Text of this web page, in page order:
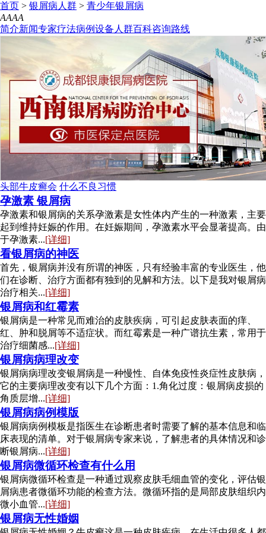
首页 > 银屑病人群 > 青少年银屑病
AAAA
简介新闻专家疗法病例设备 人群百科咨询路线
头部牛皮癣会 什么不良习惯
孕激素 银屑病
孕激素和银屑病的关系孕激素是女性体内产生的一种激素，主要
起到维持妊娠的作用。在妊娠期间，孕激素水平会显著提高。由
于孕激素...[详细]
看银屑病的神医
首先，银屑病并没有所谓的神医，只有经验丰富的专业医生，他
们在诊断、治疗方面都有独到的见解和方法。以下是我对银屑病
治疗相关...[详细]
银屑病和红霉素
银屑病是一种常见而难治的皮肤疾病，可引起皮肤表面的痒、
红、肿和脱屑等不适症状。而红霉素是一种广谱抗生素，常用于
治疗细菌感...[详细]
银屑病病理改变
银屑病病理改变银屑病是一种慢性、自体免疫性炎症性皮肤病，
它的主要病理改变有以下几个方面：1.角化过度：银屑病皮损的
角质层增...[详细]
银屑病病例模版
银屑病病例模板是指医生在诊断患者时需要了解的基本信息和临
床表现的清单。对于银屑病专家来说，了解患者的具体情况和诊
断银屑病...[详细]
银屑病微循环检查有什么用
银屑病微循环检查是一种通过观察皮肤毛细血管的变化，评估银
屑病患者微循环功能的检查方法。微循环指的是局部皮肤组织内
微小血管...[详细]
银屑病无性婚姻